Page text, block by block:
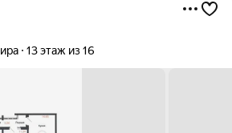
13 этаж из 16